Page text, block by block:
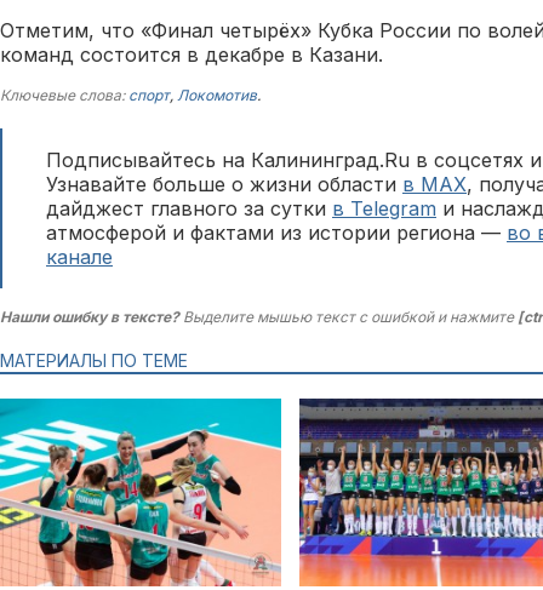
Отметим, что «Финал четырёх» Кубка России по
команд состоится в декабре в Казани.
Ключевые слова: спорт, Локомотив.
Подписывайтесь на Калининград.Ru в соцсетях
Узнавайте больше о жизни области в MAX,
дайджест главного за сутки в Telegram и
атмосферой и фактами из истории региона — во
канале
Нашли ошибку в тексте?Выделите мышью текст с ошибкой и нажмите
МАТЕРИАЛЫ ПО ТЕМЕ